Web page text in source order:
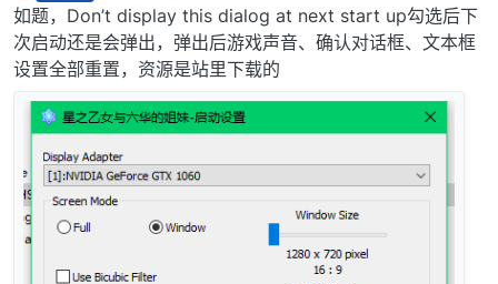
离线
如题，Don’t display this dialog at next start up勾选后下
次启动还是会弹出，弹出后游戏声音、确认对话框、文本框
设置全部重置，资源是站里下载的